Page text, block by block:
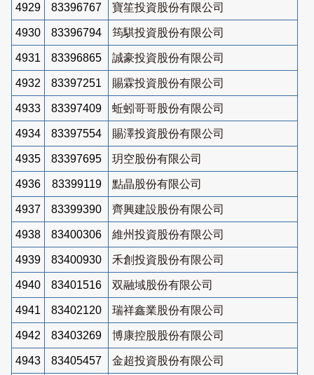
4929 83396767 寶笙投資股份有限公司
4930 83396794 筠騏投資股份有限公司
4931 83396865 誠豪投資股份有限公司
4932 83397251 賜霖投資股份有限公司
4933 83397409 蚯蚓哥哥股份有限公司
4934 83397554 賜澤投資股份有限公司
4935 83397695 玥空股份有限公司
4936 83399119 點晶股份有限公司
4937 83399390 齊興建設股份有限公司
4938 83400306 維州投資股份有限公司
4939 83400930 禾創投資股份有限公司
4940 83401516 双融域股份有限公司
4941 83402120 瑞祥鑫業股份有限公司
4942 83403269 博康控股股份有限公司
4943 83405457 金超投資股份有限公司